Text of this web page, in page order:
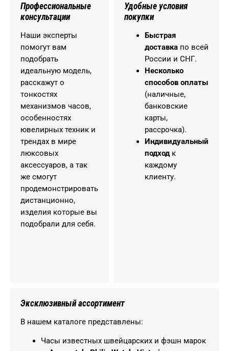
Профессиональные
консультации
Наши эксперты
помогут вам
подобрать
идеальную модель,
расскажут о
тонкостях
механизмов часов,
особенностях
ювелирных техник и
трендах в мире
люксовых
аксессуаров, а так
же смогут
продемонстрировать
дистанционно,
изделия которые вы
подобрали для себя.
Удобные условия
покупки
Быстрая
доставка по всей
России и СНГ.
Несколько
способов оплаты
(наличные,
банковские
карты,
рассрочка).
Индивидуальный
подходк
каждому
клиенту.
Эксклюзивный ассортимент
В нашем каталоге представлены:
Часы известных швейцарских и фэшн марок